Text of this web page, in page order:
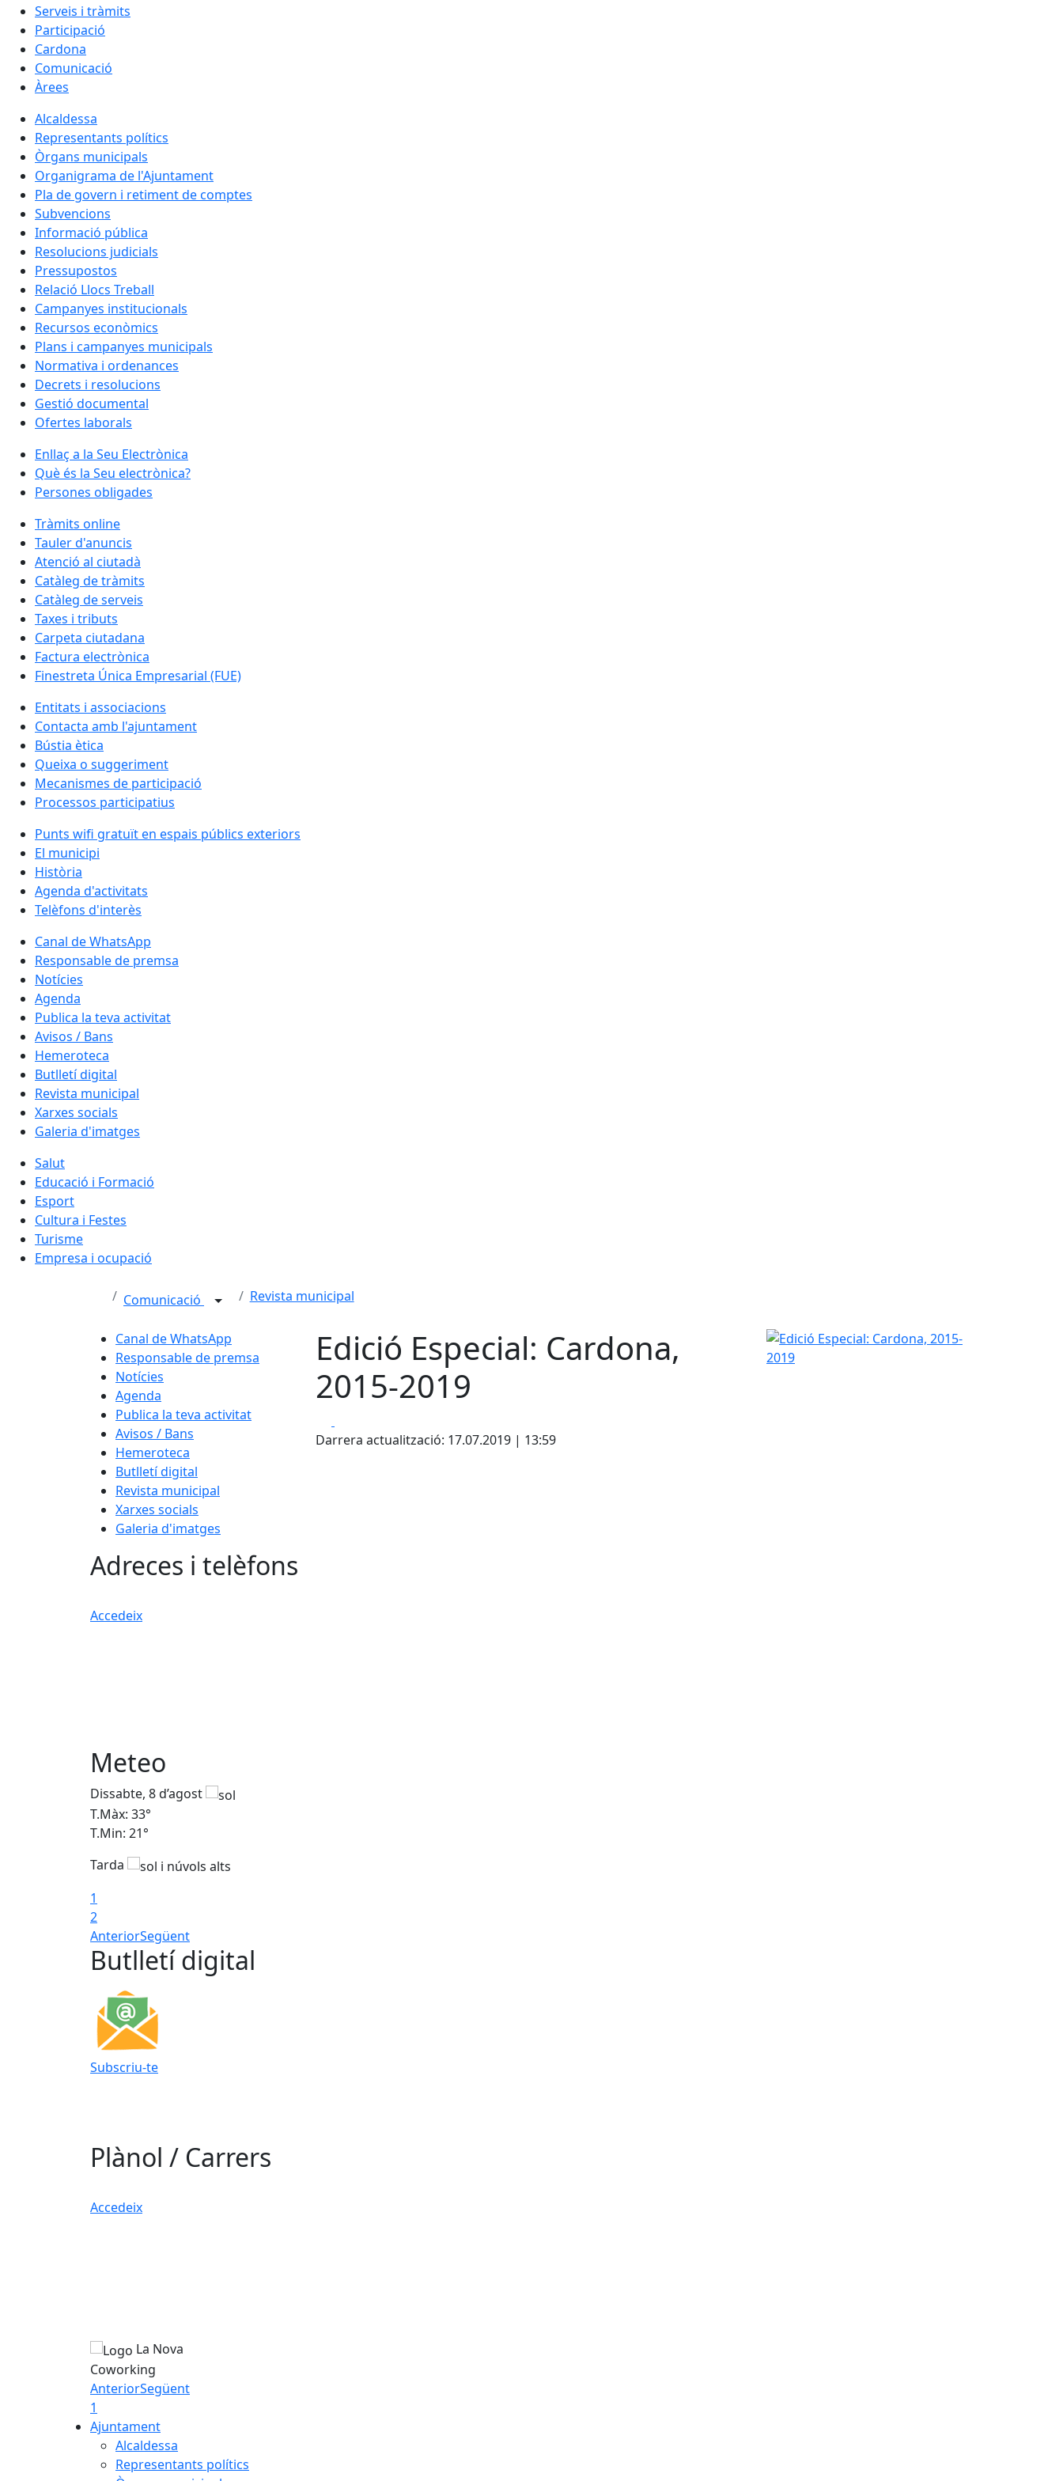
Serveis i tràmits
Participació
Cardona
Comunicació
Àrees
Alcaldessa
Representants polítics
Òrgans municipals
Organigrama de l'Ajuntament
Pla de govern i retiment de comptes
Subvencions
Informació pública
Resolucions judicials
Pressupostos
Relació Llocs Treball
Campanyes institucionals
Recursos econòmics
Plans i campanyes municipals
Normativa i ordenances
Decrets i resolucions
Gestió documental
Ofertes laborals
Enllaç a la Seu Electrònica
Què és la Seu electrònica?
Persones obligades
Tràmits online
Tauler d'anuncis
Atenció al ciutadà
Catàleg de tràmits
Catàleg de serveis
Taxes i tributs
Carpeta ciutadana
Factura electrònica
Finestreta Única Empresarial (FUE)
Entitats i associacions
Contacta amb l'ajuntament
Bústia ètica
Queixa o suggeriment
Mecanismes de participació
Processos participatius
Punts wifi gratuït en espais públics exteriors
El municipi
Història
Agenda d'activitats
Telèfons d'interès
Canal de WhatsApp
Responsable de premsa
Notícies
Agenda
Publica la teva activitat
Avisos / Bans
Hemeroteca
Butlletí digital
Revista municipal
Xarxes socials
Galeria d'imatges
Salut
Educació i Formació
Esport
Cultura i Festes
Turisme
Empresa i ocupació
Comunicació Revista municipal
Canal de WhatsApp
Responsable de premsa
Notícies
Agenda
Publica la teva activitat
Avisos / Bans
Hemeroteca
Butlletí digital
Revista municipal
Xarxes socials
Galeria d'imatges
Edició Especial: Cardona,
2015-2019
Darrera actualització: 17.07.2019 | 13:59
Edició Especial: Cardona, 2015-2019
Adreces i telèfons
Accedeix
Meteo
Dissabte, 8 d’agost
T.Màx: 33°
T.Min: 21°
Tarda
1
2
AnteriorSegüent
Butlletí digital
Subscriu-te
Plànol / Carrers
Accedeix
La Nova
Coworking
AnteriorSegüent
1
Ajuntament
Alcaldessa
Representants polítics